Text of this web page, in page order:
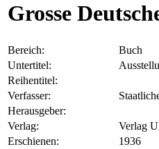
Grosse
Bereich:
Buch
Untertitel:
Reihentitel:
Verfasser:
Herausgeber:
Verlag:
Verlag
Erschienen:
1936